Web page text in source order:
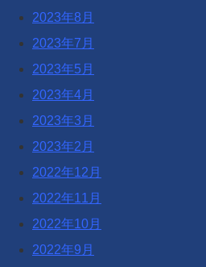
2023年8月
2023年7月
2023年5月
2023年4月
2023年3月
2023年2月
2022年12月
2022年11月
2022年10月
2022年9月